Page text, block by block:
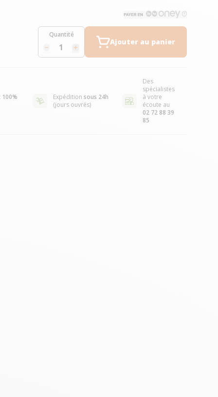
Quantité
Ajouter au panier
100%
Expédition sous 24h
(jours ouvrés)
Des
spécialistes
à votre
écoute au
02 72 88 39
85